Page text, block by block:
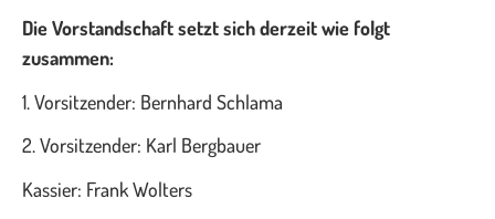
Die Vorstandschaft setzt sich derzeit wie folgt
zusammen:
1. Vorsitzender: Bernhard Schlama
2. Vorsitzender: Karl Bergbauer
Kassier: Frank Wolters